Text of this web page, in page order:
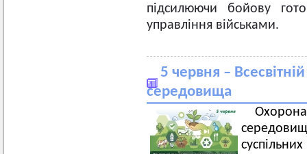
підсилюючи бойову
управління військами.
5 червня –
середовища